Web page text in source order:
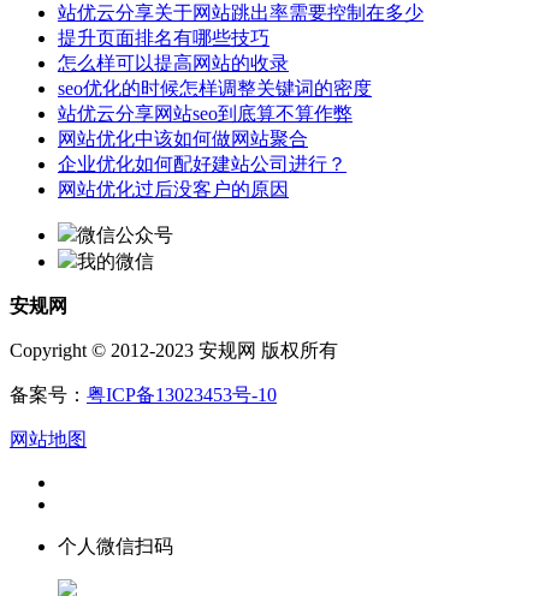
站优云分享关于网站跳出率需要控制在多少
提升页面排名有哪些技巧
怎么样可以提高网站的收录
seo优化的时候怎样调整关键词的密度
站优云分享网站seo到底算不算作弊
网站优化中该如何做网站聚合
企业优化如何配好建站公司进行？
网站优化过后没客户的原因
微信公众号
我的微信
安规网
Copyright © 2012-2023 安规网 版权所有
备案号： 粤ICP备13023453号-10
网站地图
个人微信扫码